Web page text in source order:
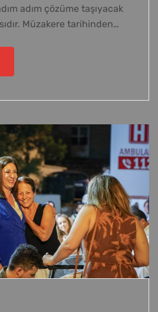
adım çözüme taşıyacak
Müzakere tarihinden…